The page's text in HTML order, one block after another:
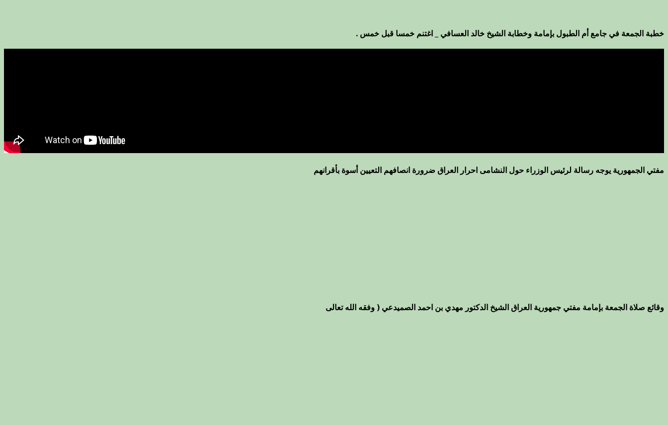
خطبة الجمعة في جامع أم الطبول بإمامة وخطابة الشيخ خالد العسافي _ اغتنم خمسا قبل خمس .
مفتي الجمهورية يوجه رسالة لرئيس الوزراء حول النشامى احرار العراق ضرورة انصافهم التعيين أسوة بأقرانهم
وقائع صلاة الجمعة بإمامة مفتي جمهورية العراق الشيخ الدكتور مهدي بن احمد الصميدعي ( وفقه الله تعالى